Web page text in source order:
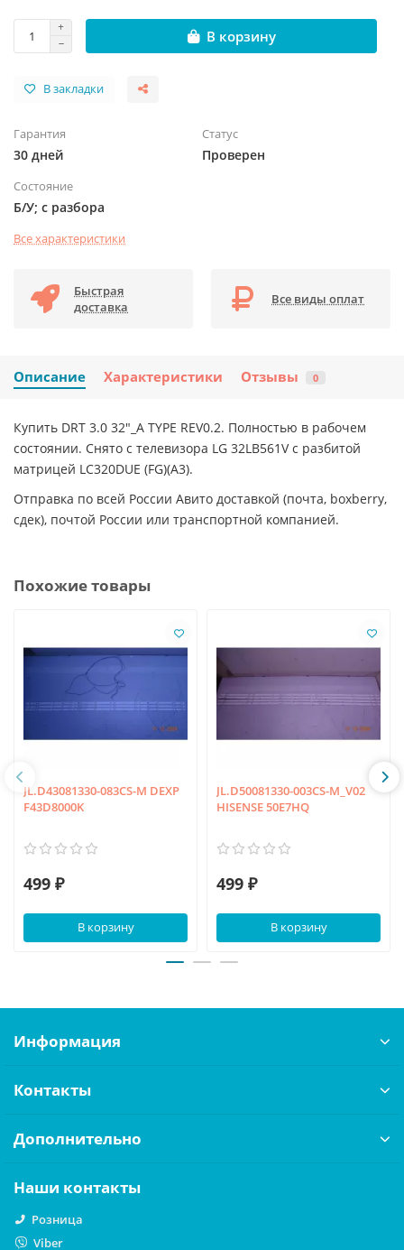
В корзину
В закладки
Гарантия
30 дней
Статус
Проверен
Состояние
Б/У; с разбора
Все характеристики
Быстрая
доставка
Все виды оплат
Описание Характеристики Отзывы 0
Купить DRT 3.0 32"_A TYPE REV0.2. Полностью в рабочем
состоянии. Снято с телевизора LG 32LB561V с разбитой
матрицей LC320DUE (FG)(A3).
Отправка по всей России Авито доставкой (почта, boxberry,
сдек), почтой России или транспортной компанией.
Похожие товары
JL.D43081330-083CS-M DEXP
F43D8000K
499 ₽
В корзину
JL.D50081330-003CS-M_V02
HISENSE 50E7HQ
499 ₽
В корзину
Информация
Контакты
Дополнительно
Наши контакты
Розница
Viber